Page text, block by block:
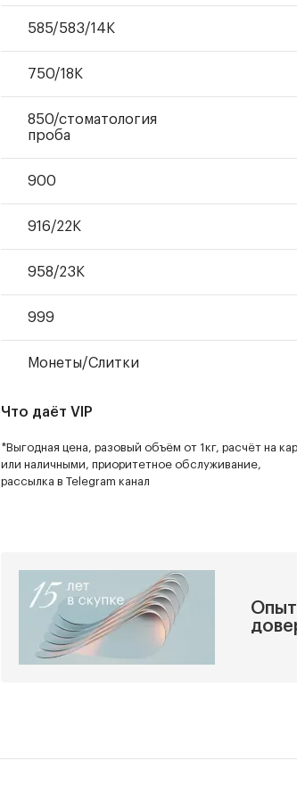
585/583/14К
750/18К
850/стоматология
проба
900
916/22К
958/23К
999
Монеты/Слитки
Что даёт VIP
*Выгодная цена, разовый объём от 1кг, расчёт на
или наличными, приоритетное обслуживание,
рассылка в Telegram канал
Опыт